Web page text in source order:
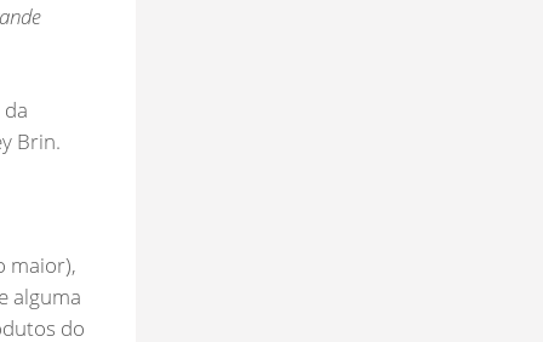
Brin.
maior),
alguma
do